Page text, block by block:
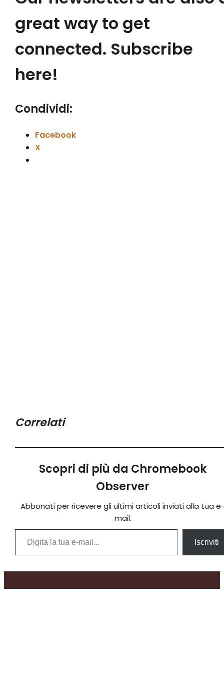
great way to get
connected. Subscribe
here!
Condividi:
Facebook
X
Correlati
Scopri di più da Chromebook
Observer
Abbonati per ricevere gli ultimi articoli inviati alla tua
mail.
Digita la tua e-mail...
Iscriviti